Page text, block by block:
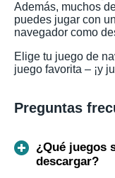
Además, muchos
puedes jugar con
navegador como
Elige tu juego de
juego favorita – ¡y
Preguntas
¿Qué juegos
descargar?